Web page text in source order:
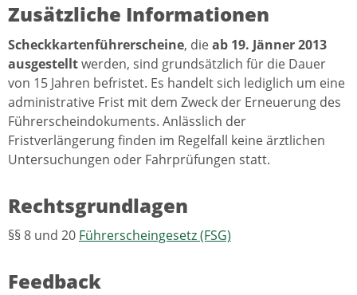
Zusätzliche Informationen
Scheckkartenführerscheine, dieab 19. Jänner 2013
ausgestelltwerden, sind grundsätzlich für die Dauer
von 15 Jahren befristet. Es handelt sich lediglich um eine
administrative Frist mit dem Zweck der Erneuerung des
Führerscheindokuments. Anlässlich der
Fristverlängerung finden im Regelfall keine ärztlichen
Untersuchungen oder Fahrprüfungen statt.
Rechtsgrundlagen
§§ 8 und 20 Führerscheingesetz (FSG)
Feedback